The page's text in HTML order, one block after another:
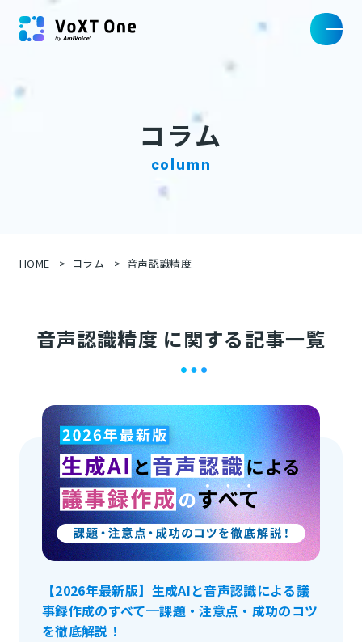
コラム
column
HOME コラム 音声認識精度
音声認識精度 に関する記事一覧
【2026年最新版】生成AIと音声認識による議
事録作成のすべて─課題・注意点・成功のコツ
を徹底解説！